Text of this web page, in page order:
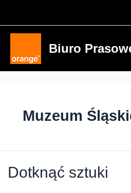
Biuro
Muzeum
Dotknąć sztuki